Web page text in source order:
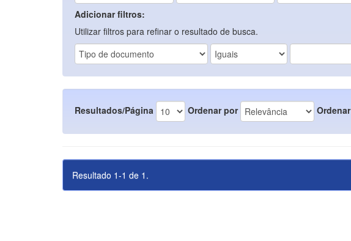
Adicionar filtros:
Utilizar filtros para refinar o resultado de busca.
Resultados/Página Ordenar por Ordenar
Resultado 1-1 de 1.